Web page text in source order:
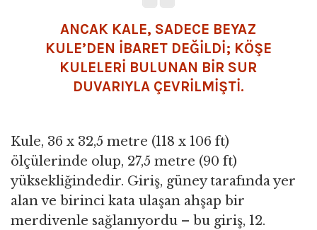
ANCAK KALE, SADECE BEYAZ
KULE’DEN IBARET DEĞILDI; KÖŞE
KULELERI BULUNAN BIR SUR
DUVARIYLA ÇEVRILMIŞTI.
Kule, 36 x 32,5 metre (118 x 106 ft)
ölçülerinde olup, 27,5 metre (90 ft)
yüksekliğindedir. Giriş, güney tarafında yer
alan ve birinci kata ulaşan ahşap bir
merdivenle sağlanıyordu – bu giriş, 12.